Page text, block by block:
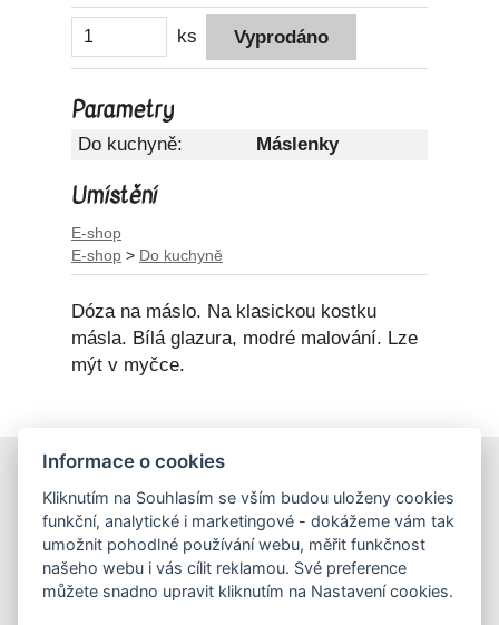
ks
Parametry
Do kuchyně: Máslenky
Umístění
E-shop
E-shop > Do kuchyně
Dóza na máslo. Na klasickou kostku
másla. Bílá glazura, modré malování. Lze
mýt v myčce.
Obchodní podmínky
Podmínky ochrany osobních údajů
Hrnečky Ateliér Hrnečky
Informace o cookies
Kliknutím na Souhlasím se vším budou uloženy cookies
funkční, analytické i marketingové - dokážeme vám tak
umožnit pohodlné používání webu, měřit funkčnost
našeho webu i vás cílit reklamou. Své preference
můžete snadno upravit kliknutím na Nastavení cookies.